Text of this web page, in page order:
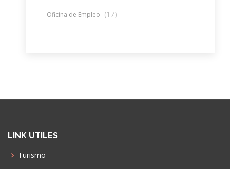
Oficina de Empleo (17)
LINK UTILES
Turismo